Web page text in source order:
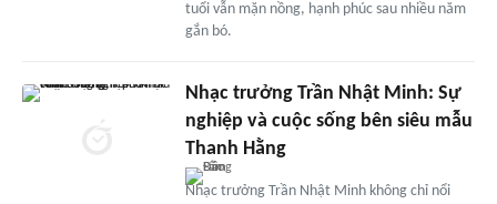
tuổi vẫn mặn nồng, hạnh phúc sau nhiều năm
gắn bó.
Nhạc trưởng Trần Nhật Minh: Sự
nghiệp và cuộc sống bên siêu mẫu
Thanh Hằng
Nhạc trưởng Trần Nhật Minh không chỉ nổi